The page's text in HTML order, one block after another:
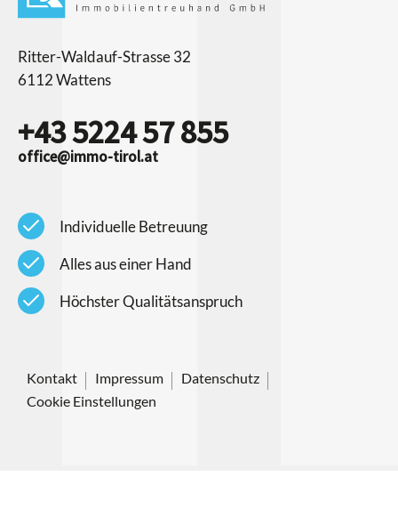
Ritter-Waldauf-Strasse 32
6112 Wattens
+43 5224 57 855
office@immo-tirol.at
check Individuelle Betreuung
check Alles aus einer Hand
check Höchster Qualitätsanspruch
Kontakt Impressum
Datenschutz
Cookie Einstellungen